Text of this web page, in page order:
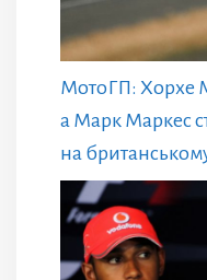
МотоГП: Хорхе
а Марк Маркес
на